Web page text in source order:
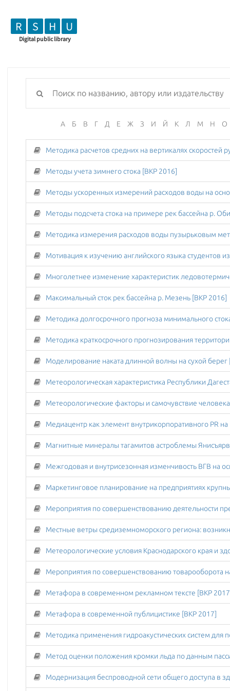
R S H U
Digital public library
А Б В Г Д Е Ж З И Й К Л М Н О
Методы учета зимнего стока [ВКР 2016]
Максимальный сток рек бассейна р. Мезень [ВКР 2016]
Метафора в современном рекламном тексте [ВКР
Метафора в современной публицистике [ВКР 2017]